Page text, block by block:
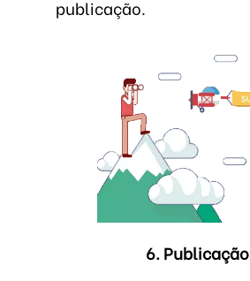
publicação.
6. Publicação